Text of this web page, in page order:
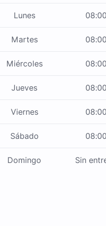
Lunes 08:00
Martes 08:00
Miércoles 08:00
Jueves 08:00
Viernes 08:00
Sábado 08:00
Domingo Sin